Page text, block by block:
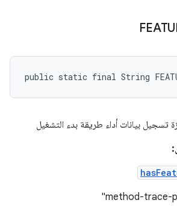
public static final String
تسجيل بيانات أداء طريقة بدء التشغيل